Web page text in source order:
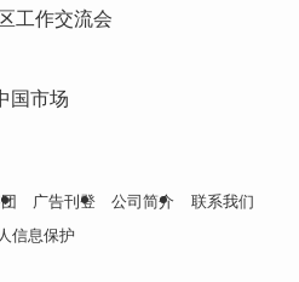
工作交流会
国市场
广告刊登 公司简介
联系我们
信息保护